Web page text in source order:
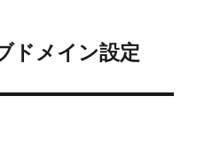
メイン設定